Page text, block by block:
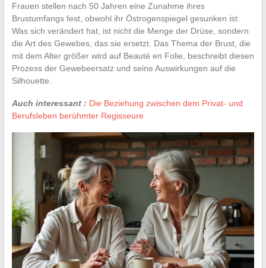
Frauen stellen nach 50 Jahren eine Zunahme ihres
Brustumfangs fest, obwohl ihr Östrogenspiegel gesunken ist.
Was sich verändert hat, ist nicht die Menge der Drüse, sondern
die Art des Gewebes, das sie ersetzt. Das Thema der Brust, die
mit dem Alter größer wird auf Beauté en Folie, beschreibt diesen
Prozess der Gewebeersatz und seine Auswirkungen auf die
Silhouette.
Auch interessant : Die Beziehung zwischen dem Privat- und
Berufsleben berühmter Regisseure